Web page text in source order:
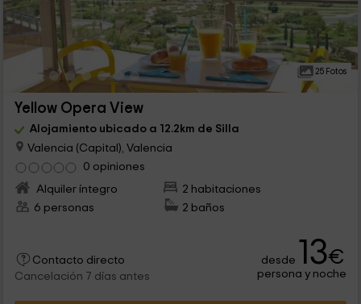
25 Fotos
Yellow Opera View
Alojamiento ubicado a 12.2km de Silla
Valencia (Capital), Valencia
0 opiniones
Alquiler íntegro
2 habitaciones
6 personas
2 baños
Contacto directo
Cancelación 7 días antes
desde 13€
persona y noche